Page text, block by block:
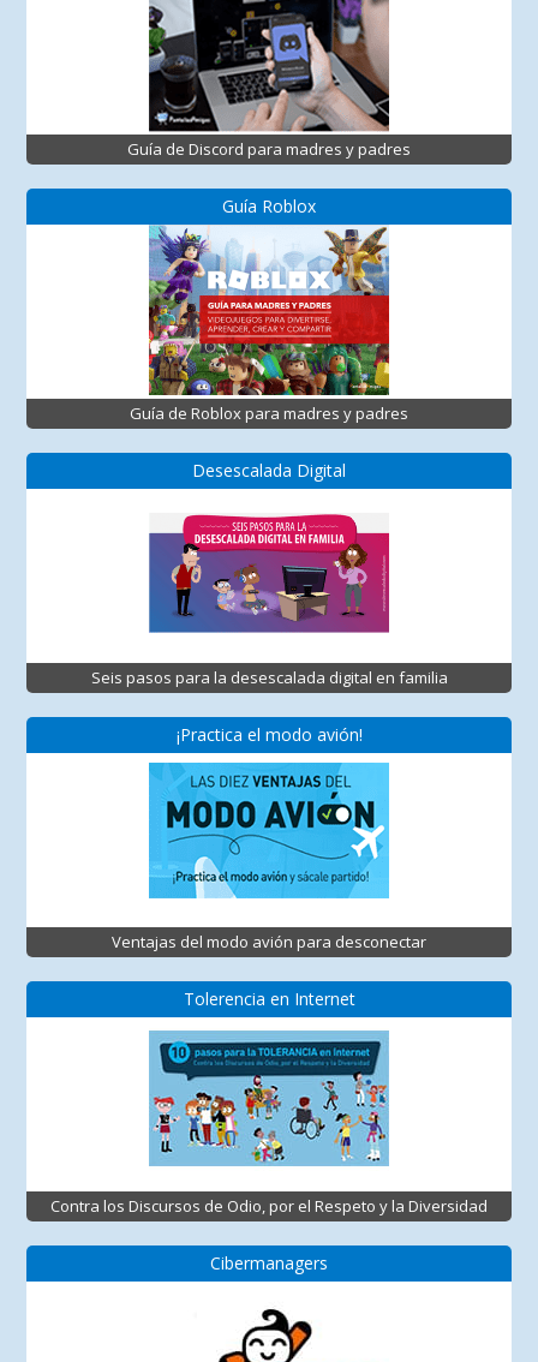
Guía de Discord para madres y padres
Guía Roblox
Guía de Roblox para madres y padres
Desescalada Digital
Seis pasos para la desescalada digital en familia
¡Practica el modo avión!
Ventajas del modo avión para desconectar
Tolerencia en Internet
Contra los Discursos de Odio, por el Respeto y la Diversidad
Cibermanagers